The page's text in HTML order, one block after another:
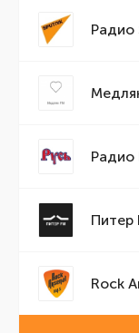
Радио
Радио
Питер
Rock